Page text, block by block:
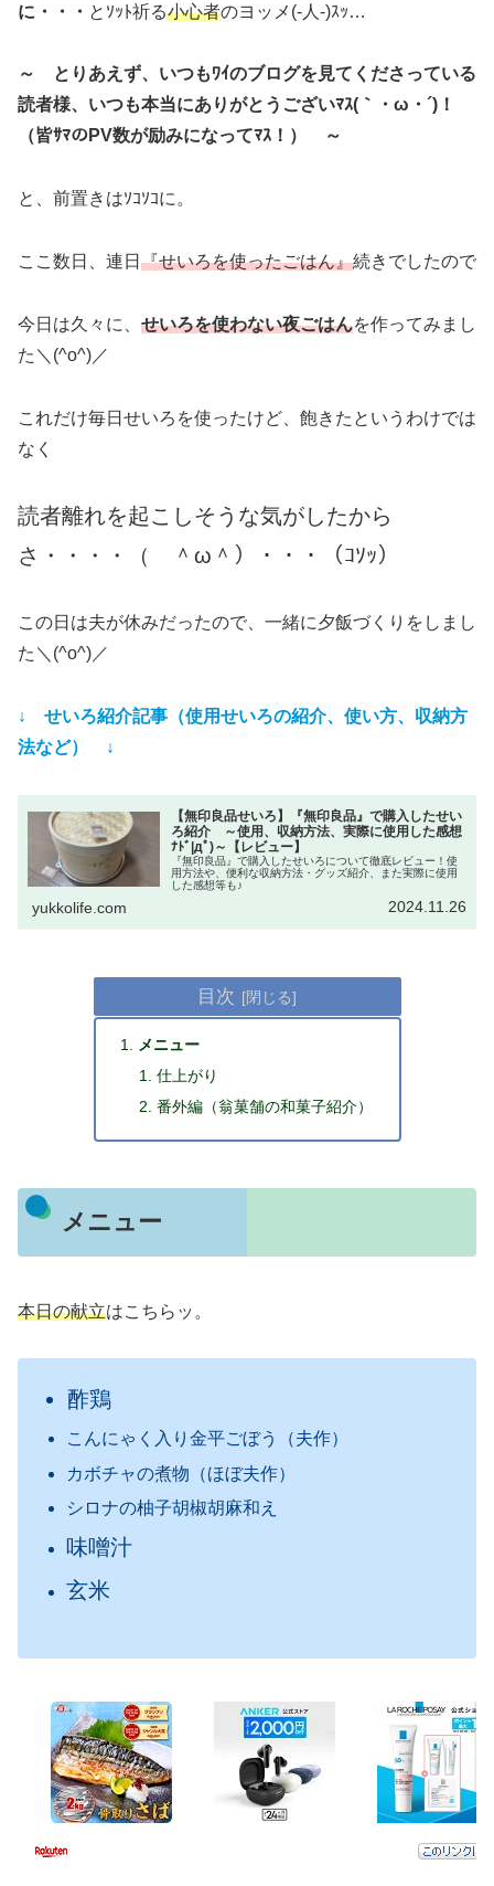
に・・・ とｿｯﾄ祈る小心者のヨッメ(‐人‐)ｽｯ…
～ とりあえず、いつもﾜｲのブログを見てくださっている
読者様、いつも本当にありがとうございﾏｽ(｀・ω・´)！
（皆ｻﾏのPV数が励みになってﾏｽ！） ～
と、前置きはｿｺｿｺに。
ここ数日、連日 『せいろを使ったごはん』続きでしたので
今日は久々に、 せいろを使わない夜ごはんを作ってみまし
た＼(^o^)／
これだけ毎日せいろを使ったけど、飽きたというわけでは
なく
読者離れを起こしそうな気がしたから
さ・・・・（ ＾ω＾）・・・（ｺｿｯ）
この日は夫が休みだったので、一緒に夕飯づくりをしまし
た＼(^o^)／
↓ せいろ紹介記事（使用せいろの紹介、使い方、収納方
法など） ↓
【無印良品せいろ】『無印良品』で購入したせい
ろ紹介 ～使用、収納方法、実際に使用した感想
ﾅﾄﾞ|дﾟ)～【レビュー】
『無印良品』で購入したせいろについて徹底レビュー！使
用方法や、便利な収納方法・グッズ紹介、また実際に使用
した感想等も♪
yukkolife.com 2024.11.26
目次
メニュー
仕上がり
番外編（翁菓舗の和菓子紹介）
メニュー
本日の献立はこちらッ。
酢鶏
こんにゃく入り金平ごぼう（夫作）
カボチャの煮物（ほぼ夫作）
シロナの柚子胡椒胡麻和え
味噌汁
玄米